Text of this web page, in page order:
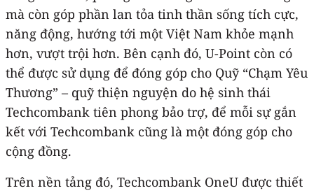
mà còn góp phần lan tỏa tinh thần sống tích cực,
năng động, hướng tới một Việt Nam khỏe mạnh
hơn, vượt trội hơn. Bên cạnh đó, U-Point còn có
thể được sử dụng để đóng góp cho Quỹ “Chạm Yêu
Thương” – quỹ thiện nguyện do hệ sinh thái
Techcombank tiên phong bảo trợ, để mỗi sự gắn
kết với Techcombank cũng là một đóng góp cho
cộng đồng.
Trên nền tảng đó, Techcombank OneU được thiết